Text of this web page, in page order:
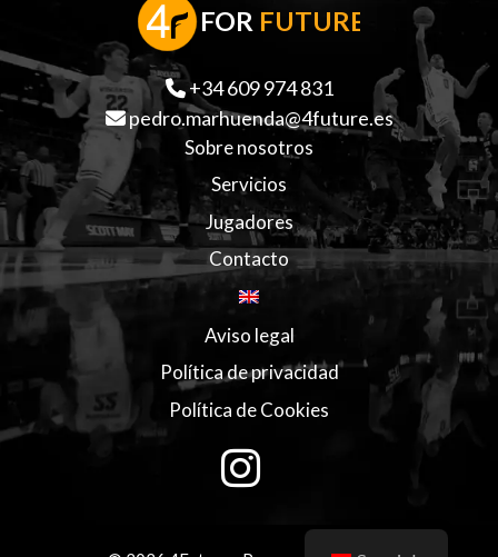
FOR FUTURE
+34 609 974 831
pedro.marhuenda@4future.es
Sobre nosotros
Servicios
Jugadores
Contacto
Aviso legal
Política de privacidad
Política de Cookies